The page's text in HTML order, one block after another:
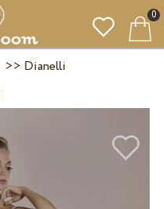
0
>> Dianelli